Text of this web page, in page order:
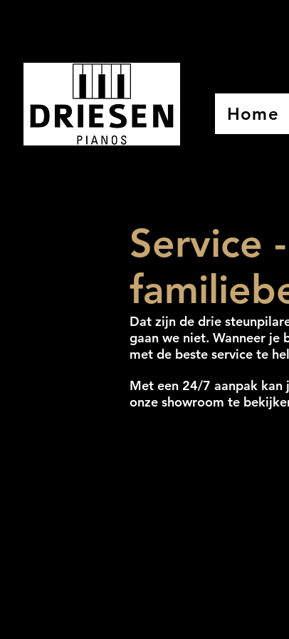
Home
Service
Dat zijn de drie
gaan we niet. Wanneer
met de beste service te
Met een 24/7 aanpak kan
onze showroom te